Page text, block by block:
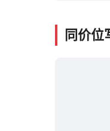
同价位